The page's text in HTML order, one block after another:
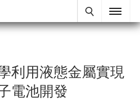
利用液態金屬實現
電池開發